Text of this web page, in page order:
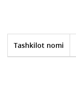
Tashkilot nomi